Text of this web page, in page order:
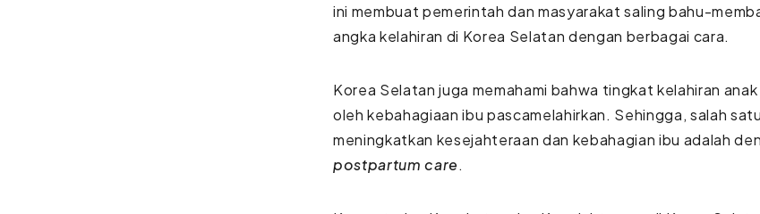
ini membuat pemerintah dan masyarakat saling bahu-
angka kelahiran di Korea Selatan dengan berbagai cara.
Korea Selatan juga memahami bahwa tingkat kelahiran
oleh kebahagiaan ibu pascamelahirkan. Sehingga, salah
meningkatkan kesejahteraan dan kebahagian ibu adalah
postpartum care.